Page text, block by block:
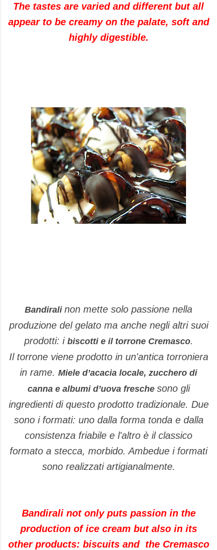
The tastes are varied and different but all
appear to be creamy on the palate, soft and
highly digestible.
Bandirali non mette solo passione nella
produzione del gelato ma anche negli altri suoi
prodotti: i biscotti e il torrone Cremasco.
Il torrone viene prodotto in un'antica torroniera
in rame. Miele dʼacacia locale, zucchero di
canna e albumi dʼuova fresche sono gli
ingredienti di questo prodotto tradizionale. Due
sono i formati: uno dalla forma tonda e dalla
consistenza friabile e l'altro è il classico
formato a stecca, morbido. Ambedue i formati
sono realizzati artigianalmente.
Bandirali not only puts passion in the
production of ice cream but also in its
other products: biscuits and the Cremasco